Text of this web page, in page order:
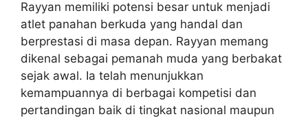
Rayyan memiliki potensi besar untuk menjadi
atlet panahan berkuda yang handal dan
berprestasi di masa depan. Rayyan memang
dikenal sebagai pemanah muda yang berbakat
sejak awal. Ia telah menunjukkan
kemampuannya di berbagai kompetisi dan
pertandingan baik di tingkat nasional maupun